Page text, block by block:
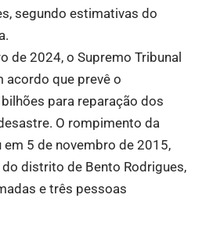
segundo estimativas do
de 2024, o Supremo Tribunal
acordo que prevê o
para reparação dos
O rompimento da
5 de novembro de 2015,
distrito de Bento Rodrigues,
e três pessoas